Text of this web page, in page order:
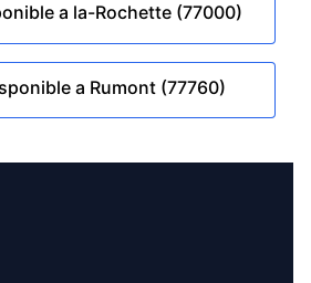
a la-Rochette (77000)
a Rumont (77760)